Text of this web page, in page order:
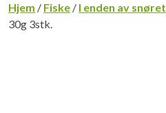
Hjem / Fiske / I enden av snøret
30g 3stk.